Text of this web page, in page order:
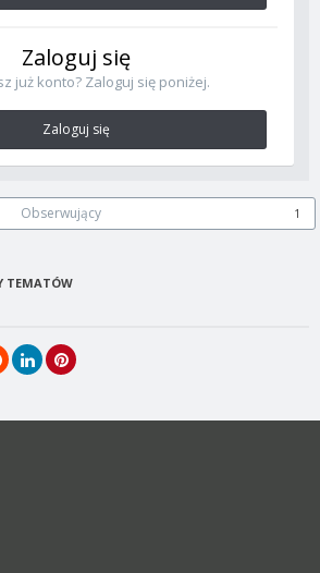
Zaloguj się
już konto? Zaloguj się poniżej.
Zaloguj się
Obserwujący 1
TEMATÓW